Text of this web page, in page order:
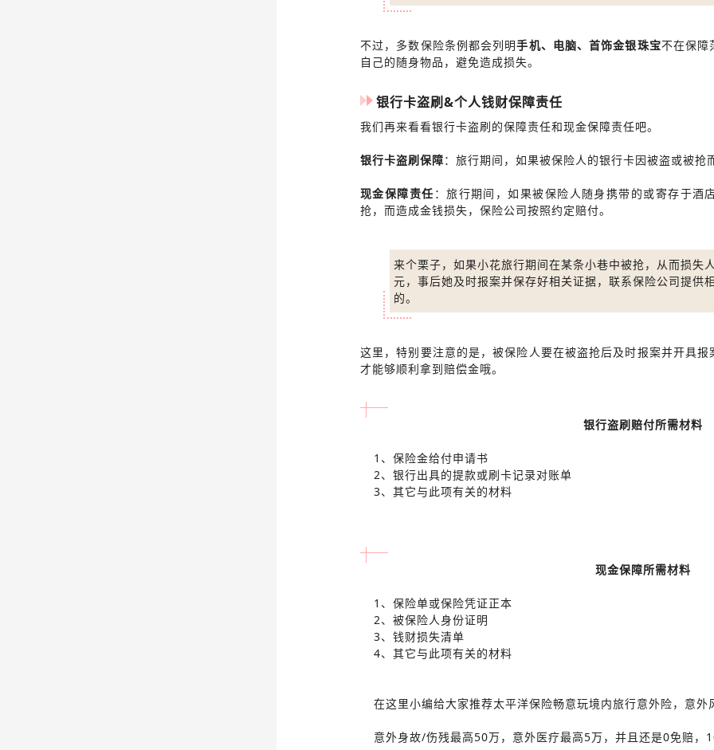
不过，多数保险条例都会列明手机、电脑、首饰金银珠宝不在保障
自己的随身物品，避免造成损失。
银行卡盗刷&个人钱财保障责任
我们再来看看银行卡盗刷的保障责任和现金保障责任吧。
银行卡盗刷保障：旅行期间，如果被保险人的银行卡因被盗或被
现金保障责任 ：旅行期间，如果被保险人随身携带的或寄存于酒
抢，而造成金钱损失，保险公司按照约定赔付。
来个栗子，如果小花旅行期间在某条小巷中被抢，从而损失
元，事后她及时报案并保存好相关证据，联系保险公司提供
的。
这里，特别要注意的是，被保险人要在被盗抢后及时报案并开具
才能够顺利拿到赔偿金哦。
银行盗刷赔付所需材料
1、保险金给付申请书
2、银行出具的提款或刷卡记录对账单
3、其它与此项有关的材料
现金保障所需材料
1、保险单或保险凭证正本
2、被保险人身份证明
3、钱财损失清单
4、其它与此项有关的材料
在这里小编给大家推荐太平洋保险畅意玩境内旅行意外险，意
意外身故/伤残最高50万，意外医疗最高5万，并且还是0免赔，